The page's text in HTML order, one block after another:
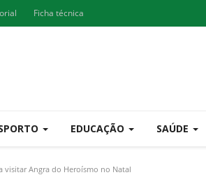
Ficha técnica
EDUCAÇÃO SAÚDE
visitar Angra do Heroísmo no Natal